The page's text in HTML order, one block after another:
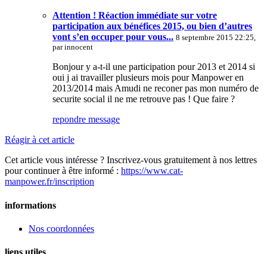
Attention ! Réaction immédiate sur votre
participation aux bénéfices 2015, ou bien d’autres
vont s’en occuper pour vous... 8 septembre 2015 22:25,
parinnocent
Bonjour y a-t-il une participation pour 2013 et 2014 si
oui j ai travailler plusieurs mois pour Manpower en
2013/2014 mais Amudi ne reconer pas mon numéro de
securite social il ne me retrouve pas ! Que faire ?
repondre message
Réagir à cet article
Cet article vous intéresse ? Inscrivez-vous gratuitement à nos lettres
pour continuer à être informé : https://www.cat-
manpower.fr/inscription
informations
Nos coordonnées
liens utiles